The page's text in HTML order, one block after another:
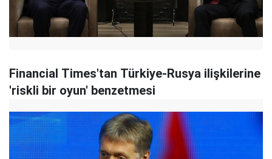
Financial Times'tan Türkiye-Rusya ilişkilerine
'riskli bir oyun' benzetmesi